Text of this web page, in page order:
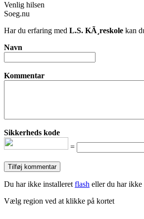
Venlig hilsen
Soeg.nu
Har du erfaring med L.S. KÃ¸reskole kan
Navn
Kommentar
Sikkerheds kode
=
Du har ikke installeret flash eller du har ikke
Vælg region ved at klikke på kortet